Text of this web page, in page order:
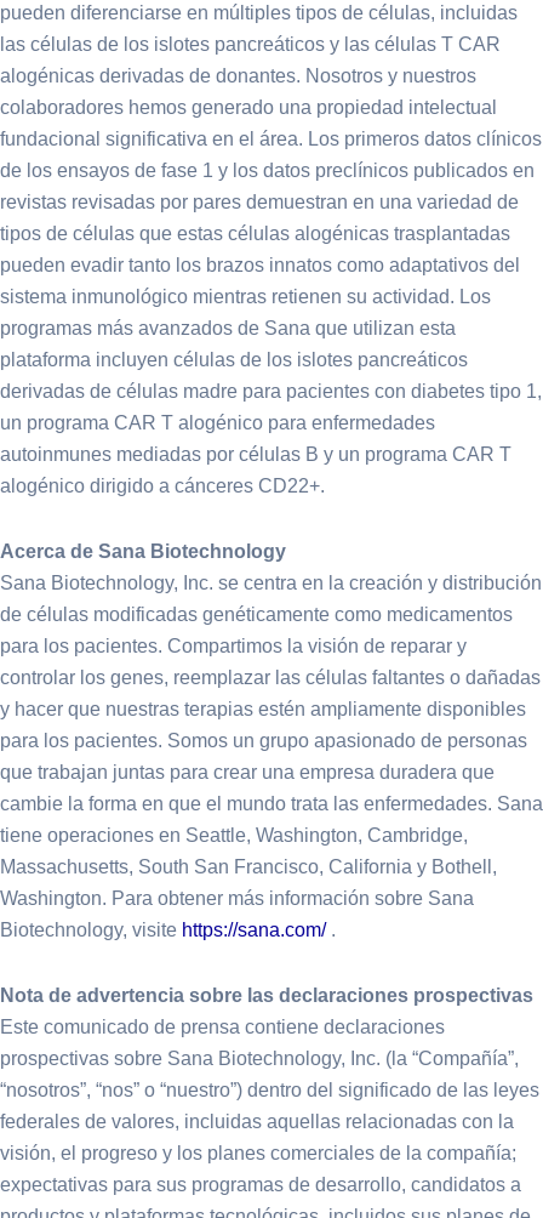
pueden diferenciarse en múltiples tipos de células, incluidas
las células de los islotes pancreáticos y las células T CAR
alogénicas derivadas de donantes. Nosotros y nuestros
colaboradores hemos generado una propiedad intelectual
fundacional significativa en el área. Los primeros datos clínicos
de los ensayos de fase 1 y los datos preclínicos publicados en
revistas revisadas por pares demuestran en una variedad de
tipos de células que estas células alogénicas trasplantadas
pueden evadir tanto los brazos innatos como adaptativos del
sistema inmunológico mientras retienen su actividad. Los
programas más avanzados de Sana que utilizan esta
plataforma incluyen células de los islotes pancreáticos
derivadas de células madre para pacientes con diabetes tipo 1,
un programa CAR T alogénico para enfermedades
autoinmunes mediadas por células B y un programa CAR T
alogénico dirigido a cánceres CD22+.
Acerca de Sana Biotechnology
Sana Biotechnology, Inc. se centra en la creación y distribución
de células modificadas genéticamente como medicamentos
para los pacientes. Compartimos la visión de reparar y
controlar los genes, reemplazar las células faltantes o dañadas
y hacer que nuestras terapias estén ampliamente disponibles
para los pacientes. Somos un grupo apasionado de personas
que trabajan juntas para crear una empresa duradera que
cambie la forma en que el mundo trata las enfermedades. Sana
tiene operaciones en Seattle, Washington, Cambridge,
Massachusetts, South San Francisco, California y Bothell,
Washington. Para obtener más información sobre Sana
Biotechnology, visite https://sana.com/.
Nota de advertencia sobre las declaraciones prospectivas
Este comunicado de prensa contiene declaraciones
prospectivas sobre Sana Biotechnology, Inc. (la “Compañía”,
“nosotros”, “nos” o “nuestro”) dentro del significado de las leyes
federales de valores, incluidas aquellas relacionadas con la
visión, el progreso y los planes comerciales de la compañía;
expectativas para sus programas de desarrollo, candidatos a